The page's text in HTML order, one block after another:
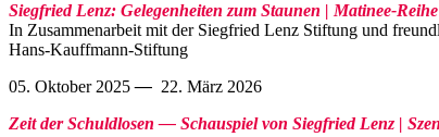
Siegfried Lenz: Gelegenheiten zum Staunen | Matinee-
In Zusammenarbeit mit der Siegfried Lenz Stiftung und
Hans-Kauffmann-Stiftung
05. Oktober 2025— 22. März 2026
Zeit der Schuldlosen — Schauspiel von Siegfried Lenz |